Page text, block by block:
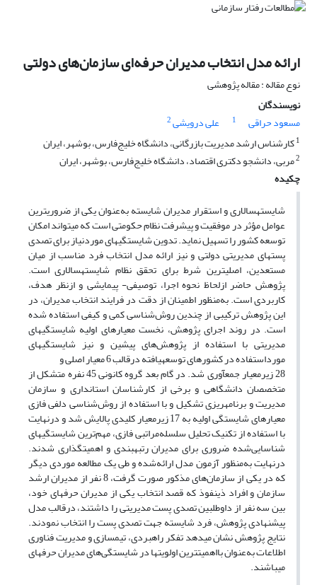
ارائه مدل انتخاب مدیران حرفه‌ای سازمان‌های دولتی
نوع مقاله : مقاله پژوهشی
نویسندگان
مسعود حراقی
1 علی درویشی2
1کارشناس ارشد مدیریت بازرگانی، دانشگاه خلیج‌فارس، بوشهر، ایران
2مربی، دانشجو دکتری اقتصاد، دانشگاه خلیج‌فارس، بوشهر، ایران
چکیده
شایسته­سالاری و استقرار مدیران شایسته به‌عنوان یکی از ضروری­ترین
عوامل مؤثر در موفقیت و پیشرفت نظام حکومتی است که می­تواند امکان
توسعه کشور را تسهیل نماید. تدوین شایستگی­های موردنیاز برای تصدی
پست­های مدیریتی دولتی و نیز ارائه مدل انتخاب فرد مناسب از میان
مستعدین، اصلی­ترین شرط برای تحقق نظام شایسته­سالاری است.
پژوهش حاضر ازلحاظ نحوه اجرا، توصیفی- پیمایشی و ازنظر هدف،
کاربردی است. به‌منظور اطمینان از دقت در فرایند انتخاب مدیران، در
این پژوهش ترکیبی از چندین روش‌شناسی کمی و کیفی استفاده شده
است. در روند اجرای پژوهش، نخست معیارهای اولیه شایستگی­های
مدیریتی با استفاده از پژوهش‌های پیشین و نیز شایستگی­های
مورداستفاده در کشورهای توسعه­یافته درقالب 6 معیار اصلی و
28 زیرمعیار جمع­آوری شد. در گام بعد گروه کانونی 45 نفره متشکل از
متخصصان دانشگاهی و برخی از کارشناسان استانداری و سازمان
مدیریت و برنامه­ریزی تشکیل و با استفاده از روش‌شناسی دلفی فازی
معیارهای شایستگی اولیه به 17 زیرمعیار کلیدی پالایش شد و درنهایت
با استفاده از تکنیک تحلیل سلسله‌مراتبی فازی، مهم‌ترین شایستگی­های
شناسایی‌شده ضروری برای مدیران رتبه­بندی و اهمیت­گذاری شدند­.
درنهایت به‌منظور آزمون مدل ارائه‌شده و طی یک مطالعه موردی دیگر
که در یکی از سازمان‌های مذکور صورت گرفت، 8 نفر از مدیران ارشد
سازمان و افراد ذی­نفوذ که قصد انتخاب یکی از مدیران حرفه­ای خود،
بین سه نفر از داوطلبین تصدی پست مدیریتی را داشتند، درقالب مدل
پیشنهادی پژوهش، فرد شایسته جهت تصدی پست را انتخاب نمودند.
نتایج پژوهش نشان می­دهد تفکر راهبردی، تیم­سازی و مدیریت فناوری
اطلاعات به‌عنوان بااهمیت­ترین اولویت­ها در شایستگی‌های مدیران حرفه­ای
می­باشند.